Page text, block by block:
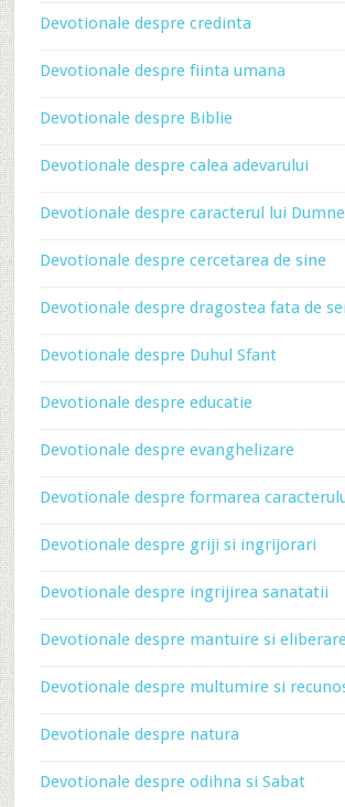
Devotionale despre credinta
Devotionale despre fiinta umana
Devotionale despre Biblie
Devotionale despre calea adevarului
Devotionale despre caracterul lui
Devotionale despre cercetarea de sine
Devotionale despre dragostea fata de
Devotionale despre Duhul Sfant
Devotionale despre educatie
Devotionale despre evanghelizare
Devotionale despre formarea
Devotionale despre griji si ingrijorari
Devotionale despre ingrijirea sanatatii
Devotionale despre mantuire si
Devotionale despre multumire si
Devotionale despre natura
Devotionale despre odihna si Sabat